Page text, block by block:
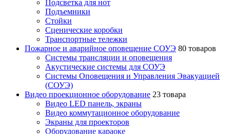
Подсветка для нот
Подъемники
Стойки
Сценические коробки
Транспортные тележки
Пожарное и аварийное оповещение СОУЭ 80 товаров
Cистемы трансляции и оповещения
Акустические системы для СОУЭ
Системы Оповещения и Управления Эвакуацией
(СОУЭ)
Видео проекционное оборудование 23 товара
Видео LED панель, экраны
Видео коммутационное оборудование
Экраны для проекторов
Оборудование караоке